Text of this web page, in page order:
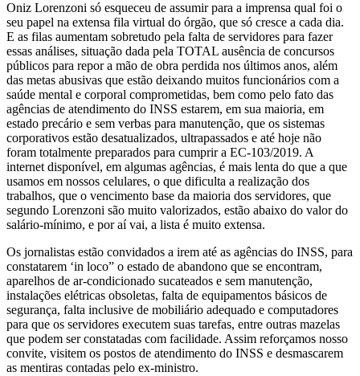
Oniz Lorenzoni só esqueceu de assumir para a imprensa qual foi o
seu papel na extensa fila virtual do órgão, que só cresce a cada dia.
E as filas aumentam sobretudo pela falta de servidores para fazer
essas análises, situação dada pela TOTAL ausência de concursos
públicos para repor a mão de obra perdida nos últimos anos, além
das metas abusivas que estão deixando muitos funcionários com a
saúde mental e corporal comprometidas, bem como pelo fato das
agências de atendimento do INSS estarem, em sua maioria, em
estado precário e sem verbas para manutenção, que os sistemas
corporativos estão desatualizados, ultrapassados e até hoje não
foram totalmente preparados para cumprir a EC-103/2019. A
internet disponível, em algumas agências, é mais lenta do que a que
usamos em nossos celulares, o que dificulta a realização dos
trabalhos, que o vencimento base da maioria dos servidores, que
segundo Lorenzoni são muito valorizados, estão abaixo do valor do
salário-mínimo, e por aí vai, a lista é muito extensa.
Os jornalistas estão convidados a irem até as agências do INSS, para
constatarem ‘in loco” o estado de abandono que se encontram,
aparelhos de ar-condicionado sucateados e sem manutenção,
instalações elétricas obsoletas, falta de equipamentos básicos de
segurança, falta inclusive de mobiliário adequado e computadores
para que os servidores executem suas tarefas, entre outras mazelas
que podem ser constatadas com facilidade. Assim reforçamos nosso
convite, visitem os postos de atendimento do INSS e desmascarem
as mentiras contadas pelo ex-ministro.